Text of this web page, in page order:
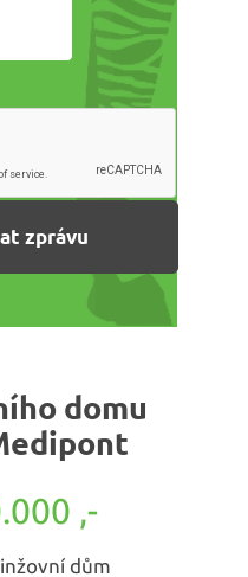
domu
,-
dům